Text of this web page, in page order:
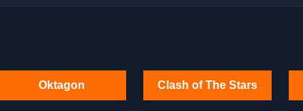
Oktagon Clash of The Stars